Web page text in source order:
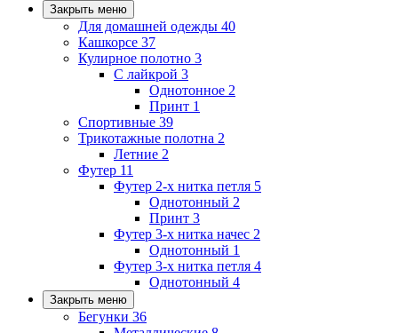
Закрыть меню
Для домашней одежды 40
Кашкорсе 37
Кулирное полотно 3
С лайкрой 3
Однотонное 2
Принт 1
Спортивные 39
Трикотажные полотна 2
Летние 2
Футер 11
Футер 2-х нитка петля 5
Однотонный 2
Принт 3
Футер 3-х нитка начес 2
Однотонный 1
Футер 3-х нитка петля 4
Однотонный 4
Закрыть меню
Бегунки 36